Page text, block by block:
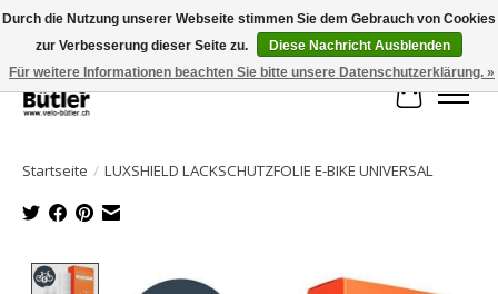
Große Auswahl an Produkten und schneller Versand!
Ihr
Startseite / LUXSHIELD LACKSCHUTZFOLIE E-BIKE UNIVERSAL
Product image slideshow Items
Durch die Nutzung unserer Webseite stimmen Sie dem Gebrauch von Cookies
zur Verbesserung dieser Seite zu.
Diese Nachricht Ausblenden
Für weitere Informationen beachten Sie bitte unsere Datenschutzerklärung. »